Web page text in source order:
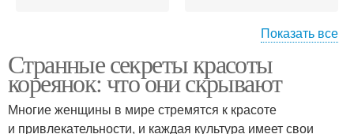
Уход за кожей Увлажненная кожа
Показать все
Странные секреты красоты
кореянок: что они скрывают
Многие женщины в мире стремятся к красоте
и привлекательности, и каждая культура имеет свои